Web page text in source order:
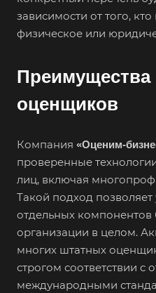
зависимости от того,
физическое или
Преимущества
оценщиков
Компания «Оценим-
проверенные
лиц, включая
Такой подход позволяет
отдельных компонентов
организации в целом.
многих штатных
строгом соответствии с
международными
Бердск
Березники
Биробиджан
Бирск
Благовещенск
Богородицк
Боготол
Большой Камень
Бор
Борзя